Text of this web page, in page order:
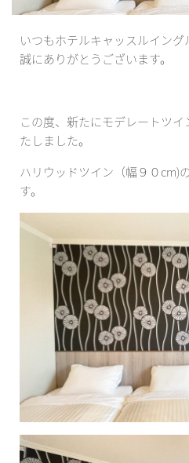
いつもホテルキャッスルイング
誠にありがとうございます。
この度、新たにモデレートツ
たしました。
ハリウッドツイン（幅９０cm)
す。